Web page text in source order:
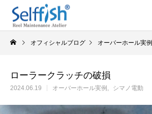
オフィシャルブログ オーバーホール実例
ローラークラッチの破損
2024.06.19 オーバーホール実例 シマノ電動